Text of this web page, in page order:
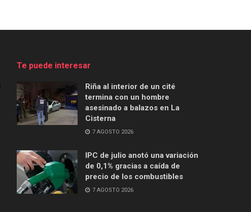
Te puede interesar
Riña al interior de un cité
termina con un hombre
asesinado a balazos en La
Cisterna
7 AGOSTO 2026
IPC de julio anotó una variación
de 0,1% gracias a caída de
precio de los combustibles
7 AGOSTO 2026